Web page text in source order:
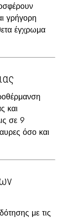
γρήγορη
έγχρωμα
και
σε 9
όσο και
με τις